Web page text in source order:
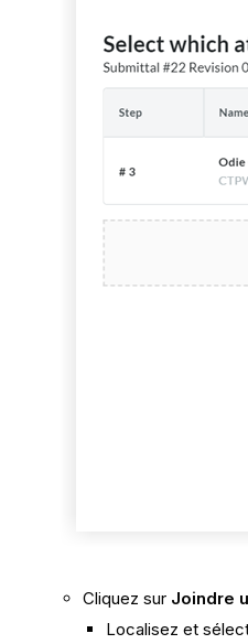
Cliquez sur Joindre
Localisez et